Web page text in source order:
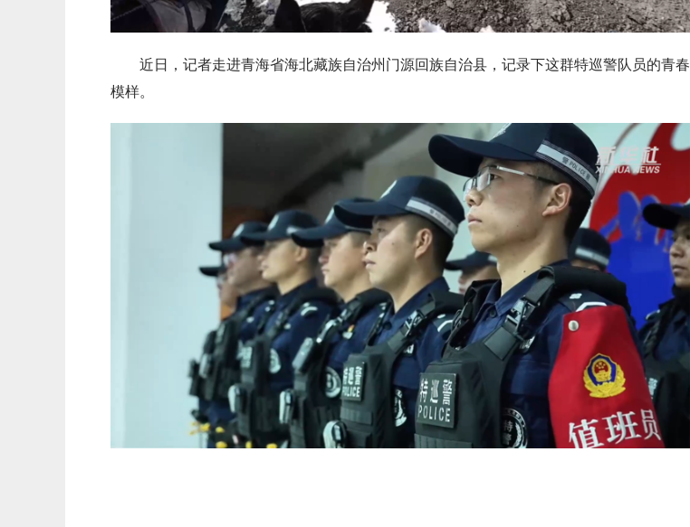
近日，记者走进青海省海北藏族自治州门源回族自治县，记录下这群特巡警队员的青春
模样。